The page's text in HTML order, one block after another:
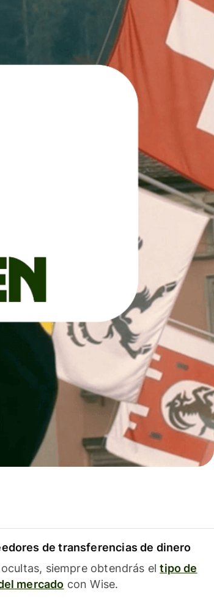
de transferencias de dinero
siempre obtendrás eltipo de
mercado con Wise.